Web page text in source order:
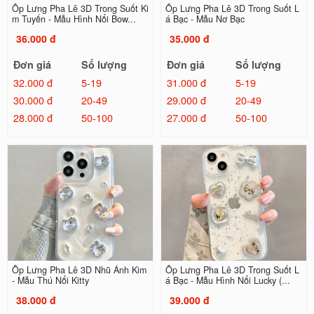
Ốp Lưng Pha Lê 3D Trong Suốt Ki
m Tuyến - Mẫu Hình Nổi Bow...
36.000 đ
Đơn giá
Số lượng
32.000 đ
5-19
30.000 đ
20-49
28.000 đ
50-100
Ốp Lưng Pha Lê 3D Trong Suốt L
á Bạc - Mẫu Nơ Bạc
35.000 đ
Đơn giá
Số lượng
31.000 đ
5-19
29.000 đ
20-49
27.000 đ
50-100
Ốp Lưng Pha Lê 3D Nhũ Ánh Kim
- Mẫu Thú Nổi Kitty
38.000 đ
Ốp Lưng Pha Lê 3D Trong Suốt L
á Bạc - Mẫu Hình Nổi Lucky (...
39.000 đ